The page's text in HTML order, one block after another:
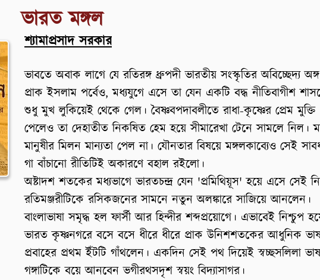
ভারত মঙ্গল
শ্যামাপ্রসাদ সরকার
ভাবতে অবাক লাগে যে রতিরঙ্গ ধ্রুপদী ভারতীয় সংস্কৃতির অবিচ্ছেদ্য
প্রাক ইসলাম পর্বেও, মধ্যযুগে এসে তা যেন একটি বদ্ধ নীতিবাগীশ
শুধু মুখ লুকিয়েই থেকে গেল। বৈষ্ণবপদাবলীতে রাধা-কৃষ্ণের প্রেম মুক্তি
পেলেও তা দেহাতীত নিকষিত হেম হয়ে সীমারেখা টেনে সামলে নিল।
মানুষীর মিলন মান্যতা পেল না। যৌনতার বিষয়ে মঙ্গলকাব্যেও সেই
গা বাঁচানো রীতিটিই অকারণে বহাল রইলো।
অষ্টাদশ শতকের মধ্যভাগে ভারতচন্দ্র যেন 'প্রমিথিয়ূস' হয়ে এসে সেই
রতিমঞ্জরীটিকে রসিকজনের সামনে নতুন অলঙ্কারে সাজিয়ে আনলেন।
বাংলাভাষা সমৃদ্ধ হল ফার্সী আর হিন্দীর শব্দপ্রয়োগে। এভাবেই নিশ্চুপ
ভারত কৃষ্ণনগরে বসে বসে ধীরে ধীরে প্রাক উনিশশতকের আধুনিক
প্রবাহের প্রথম ইঁটটি গাঁথলেন। একদিন সেই পথ দিয়েই স্বচ্ছসলিলা
গঙ্গাটিকে বয়ে আনবেন ভগীরথসদৃশ স্বয়ং বিদ্যাসাগর।